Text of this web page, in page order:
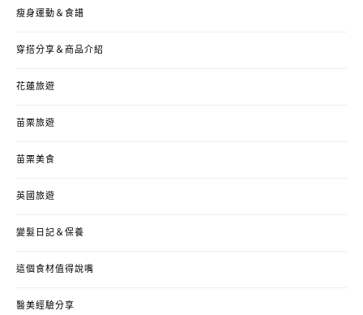
瘦身運動＆食譜
穿搭分享＆商品介紹
花蓮旅遊
苗栗旅遊
苗栗美食
英國旅遊
變髮日記＆保養
這個食材值得說嘴
醫美經驗分享